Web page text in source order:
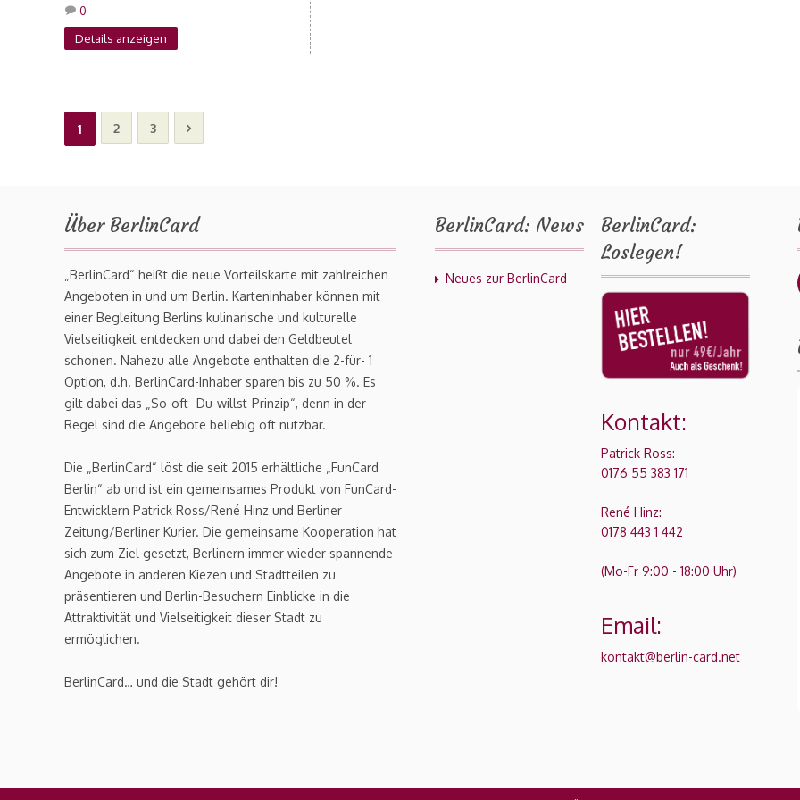
Details anzeigen
0
1 2 3
Über BerlinCard
„BerlinCard“ heißt die neue Vorteilskarte mit zahlreichen
Angeboten in und um Berlin. Karteninhaber können mit
einer Begleitung Berlins kulinarische und kulturelle
Vielseitigkeit entdecken und dabei den Geldbeutel
schonen. Nahezu alle Angebote enthalten die 2-für- 1
Option, d.h. BerlinCard-Inhaber sparen bis zu 50 %. Es
gilt dabei das „So-oft- Du-willst-Prinzip“, denn in der
Regel sind die Angebote beliebig oft nutzbar.
Die „BerlinCard“ löst die seit 2015 erhältliche „FunCard
Berlin“ ab und ist ein gemeinsames Produkt von FunCard-
Entwicklern Patrick Ross/René Hinz und Berliner
Zeitung/Berliner Kurier. Die gemeinsame Kooperation hat
sich zum Ziel gesetzt, Berlinern immer wieder spannende
Angebote in anderen Kiezen und Stadtteilen zu
präsentieren und Berlin-Besuchern Einblicke in die
Attraktivität und Vielseitigkeit dieser Stadt zu
ermöglichen.
BerlinCard… und die Stadt gehört dir!
BerlinCard: News
Neues zur BerlinCard
BerlinCard:
Loslegen!
Kontakt:
Patrick Ross:
0176 55 383 171
René Hinz:
0178 443 1 442
(Mo-Fr 9:00 - 18:00 Uhr)
Email:
kontakt@berlin-card.net